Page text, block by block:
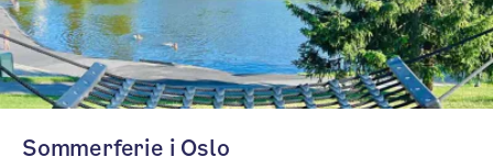
Sommerferie i Oslo